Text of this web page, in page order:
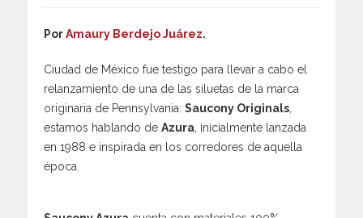
PorAmaury Berdejo Juárez.
Ciudad de México fue testigo para llevar a cabo el
relanzamiento de una de las siluetas de la marca
originaria de Pennsylvania: Saucony Originals
estamos hablando de Azura , inicialmente lanzada
en 1988 e inspirada en los corredores de aquella
época.